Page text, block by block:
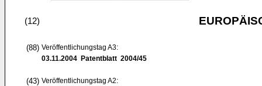
(12)
(88) Veröffentlichungstag A3:
03.11.2004 Patentblatt 2004/45
(43) Veröffentlichungstag A2: